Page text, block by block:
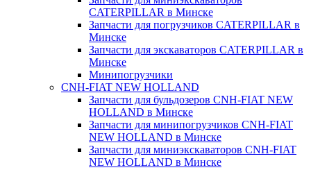
CATERPILLAR в Минске
Запчасти для погрузчиков CATERPILLAR в
Минске
Запчасти для экскаваторов CATERPILLAR в
Минскe
Минипогрузчики
CNH-FIAT NEW HOLLAND
Запчасти для бульдозеров CNH-FIAT NEW
HOLLAND в Минске
Запчасти для минипогрузчиков CNH-FIAT
NEW HOLLAND в Минске
Запчасти для миниэкскаваторов CNH-FIAT
NEW HOLLAND в Минске